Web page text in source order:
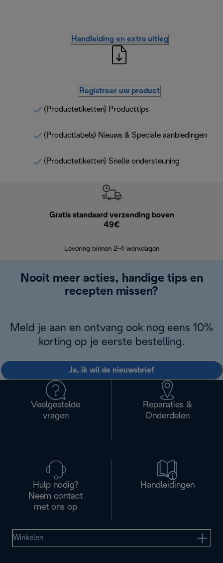
Handleiding en extra uitleg
Registreer uw product
(Productetiketten) Producttips
(Productlabels) Nieuws & Speciale aanbiedingen
(Productetiketten) Snelle ondersteuning
Gratis standaard verzending boven
49€
Levering binnen 2-4 werkdagen
Nooit meer acties, handige tips en
recepten missen?
Meld je aan en ontvang ook nog eens 10%
korting op je eerste bestelling.
Ja, ik wil de nieuwsbrief
Veelgestelde
vragen
Reparaties &
Onderdelen
Hulp nodig?
Neem contact
met ons op
Handleidingen
Winkelen